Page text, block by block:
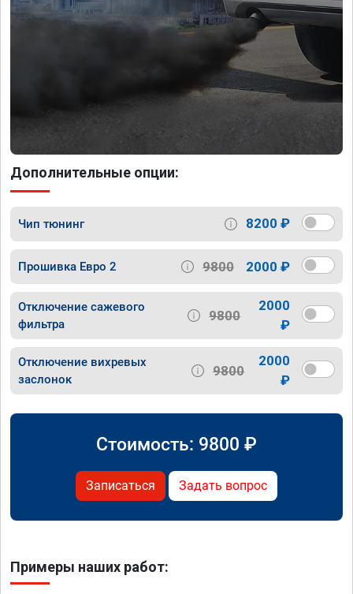
Дополнительные опции:
Чип тюнинг 8200 ₽
Прошивка Евро 2 9800 2000 ₽
Отключение сажевого
фильтра
9800
2000
₽
Отключение вихревых
заслонок
9800
2000
₽
Стоимость: 9800 ₽
Записаться Задать вопрос
Примеры наших работ: